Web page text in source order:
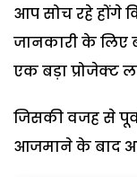
आप सोच रहे होंगे
जानकारी के लिए
एक बड़ा प्रोजेक्ट
जिसकी वजह से
आजमाने के बाद